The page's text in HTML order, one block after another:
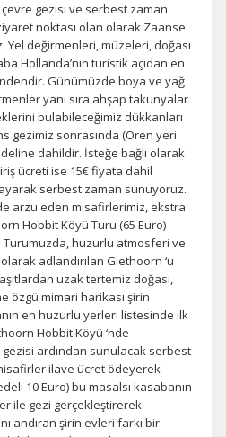
çevre gezisi ve serbest zaman
noktası olan olarak Zaanse
Yel değirmenleri, müzeleri, doğası
Hollanda’nın turistik açıdan en
Günümüzde boya ve yağ
yanı sıra ahşap takunyalar
bulabileceğimiz dükkanları
gezimiz sonrasında (Ören yeri
dahildir. İsteğe bağlı olarak
ücreti ise 15€ fiyata dahil
serbest zaman sunuyoruz.
arzu eden misafirlerimiz, ekstra
Hobbit Köyü Turu (65 Euro)
Turumuzda, huzurlu atmosferi ve
adlandırılan Giethoorn ‘u
uzak tertemiz doğası,
özgü mimari harikası şirin
en huzurlu yerleri listesinde ilk
Hobbit Köyü ‘nde
ardından sunulacak serbest
ilave ücret ödeyerek
10 Euro) bu masalsı kasabanın
ile gezi gerçekleştirerek
andıran şirin evleri farkı bir